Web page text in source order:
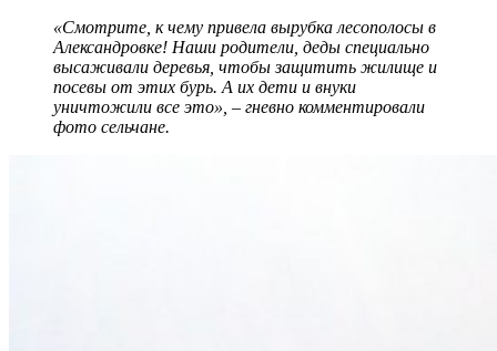
«Смотрите, к чему привела вырубка лесополосы в
Александровке! Наши родители, деды специально
высаживали деревья, чтобы защитить жилище и
посевы от этих бурь. А их дети и внуки
уничтожили все это», – гневно комментировали
фото сельчане.